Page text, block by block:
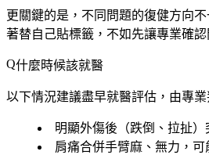
更關鍵的是，不同問題的復健方向
著替自己貼標籤，不如先讓專業確
什麼時候該就醫
以下情況建議盡早就醫評估，由專業
明顯外傷後 （跌倒、拉扯
肩痛合併手臂麻、無力 ，